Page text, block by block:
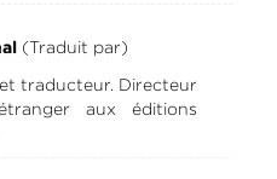
(Traduit par)
traducteur. Directeur
aux éditions